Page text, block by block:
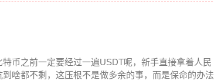
币之前一定要经过一遍USDT呢，新手直接拿着人民
啥都不剩，这压根不是做多余的事，而是保命的办法